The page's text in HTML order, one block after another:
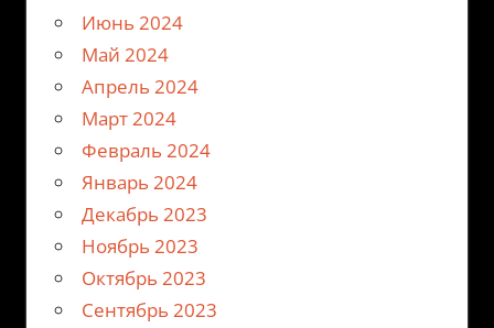
Июнь 2024
Май 2024
Апрель 2024
Март 2024
Февраль 2024
Январь 2024
Декабрь 2023
Ноябрь 2023
Октябрь 2023
Сентябрь 2023